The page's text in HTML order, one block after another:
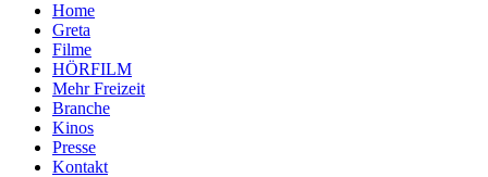
Home
Greta
Filme
HÖRFILM
Mehr Freizeit
Branche
Kinos
Presse
Kontakt